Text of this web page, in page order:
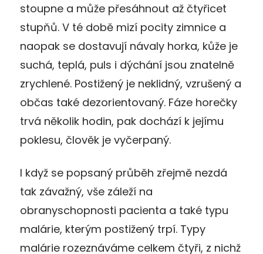
stoupne a může přesáhnout až čtyřicet
stupňů. V té době mizí pocity zimnice a
naopak se dostavují návaly horka, kůže je
suchá, teplá, puls i dýchání jsou znatelně
zrychlené. Postižený je neklidný, vzrušený a
občas také dezorientovaný. Fáze horečky
trvá několik hodin, pak dochází k jejímu
poklesu, člověk je vyčerpaný.
I když se popsaný průběh zřejmě nezdá
tak závažný, vše záleží na
obranyschopnosti pacienta a také typu
malárie, kterým postižený trpí. Typy
malárie rozeznáváme celkem čtyři, z nichž